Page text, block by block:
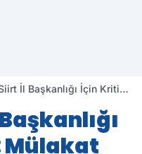
İl Başkanlığı İçin Kritik
Mülakat